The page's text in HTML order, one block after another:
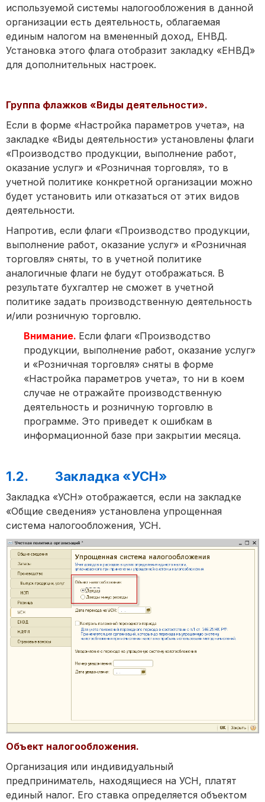
используемой системы налогообложения в данной
организации есть деятельность, облагаемая
единым налогом на вмененный доход, ЕНВД.
Установка этого флага отобразит закладку «ЕНВД»
для дополнительных настроек.
Группа флажков «Виды деятельности».
Если в форме «Настройка параметров учета», на
закладке «Виды деятельности» установлены флаги
«Производство продукции, выполнение работ,
оказание услуг» и «Розничная торговля», то в
учетной политике конкретной организации можно
будет установить или отказаться от этих видов
деятельности.
Напротив, если флаги «Производство продукции,
выполнение работ, оказание услуг» и «Розничная
торговля» сняты, то в учетной политике
аналогичные флаги не будут отображаться. В
результате бухгалтер не сможет в учетной
политике задать производственную деятельность
и/или розничную торговлю.
Внимание. Если флаги «Производство
продукции, выполнение работ, оказание услуг»
и «Розничная торговля» сняты в форме
«Настройка параметров учета», то ни в коем
случае не отражайте производственную
деятельность и розничную торговлю в
программе. Это приведет к ошибкам в
информационной базе при закрытии месяца.
1.2. Закладка «УСН»
Закладка «УСН» отображается, если на закладке
«Общие сведения» установлена упрощенная
система налогообложения, УСН.
Объект налогообложения.
Организация или индивидуальный
предприниматель, находящиеся на УСН, платят
единый налог. Его ставка определяется объектом